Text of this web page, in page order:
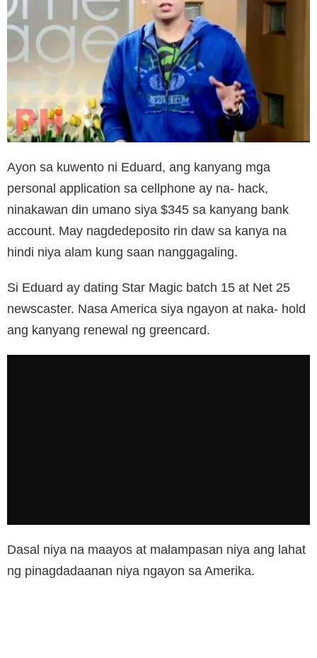
Ayon sa kuwento ni Eduard, ang kanyang mga
personal application sa cellphone ay na- hack,
ninakawan din umano siya $345 sa kanyang bank
account. May nagdedeposito rin daw sa kanya na
hindi niya alam kung saan nanggagaling.
Si Eduard ay dating Star Magic batch 15 at Net 25
newscaster. Nasa America siya ngayon at naka- hold
ang kanyang renewal ng greencard.
Dasal niya na maayos at malampasan niya ang lahat
ng pinagdadaanan niya ngayon sa Amerika.